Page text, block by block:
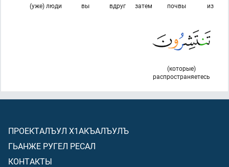
из
почвы
затем
вдруг
вы
(уже) люди
(которые)
распространяетесь
ПРОЕКТАЛЪУЛ Х1АКЪАЛЪУЛЪ
ГЬАНЖЕ РУГЕЛ РЕСАЛ
КОНТАКТЫ